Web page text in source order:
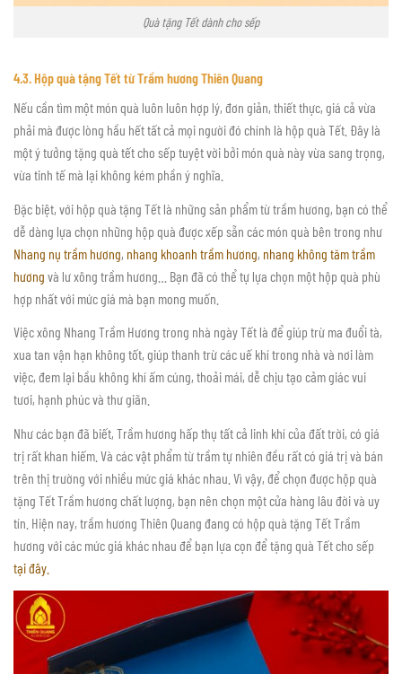
Quà tặng Tết dành cho sếp
4.3. Hộp quà tặng Tết từ Trầm hương Thiên Quang
Nếu cần tìm một món quà luôn luôn hợp lý, đơn giản, thiết thực, giá cả vừa
phải mà được lòng hầu hết tất cả mọi người đó chính là hộp quà Tết. Đây là
một ý tưởng tặng quà tết cho sếp tuyệt vời bởi món quà này vừa sang trọng,
vừa tinh tế mà lại không kém phần ý nghĩa.
Đặc biệt, với hộp quà tặng Tết là những sản phẩm từ trầm hương, bạn có thể
dễ dàng lựa chọn những hộp quà được xếp sẵn các món quà bên trong như
Nhang nụ trầm hương, nhang khoanh trầm hương, nhang không tăm trầm
hương và lư xông trầm hương… Bạn đã có thể tự lựa chọn một hộp quà phù
hợp nhất với mức giá mà bạn mong muốn.
Việc xông Nhang Trầm Hương trong nhà ngày Tết là để giúp trừ ma đuổi tà,
xua tan vận hạn không tốt, giúp thanh trừ các uế khí trong nhà và nơi làm
việc, đem lại bầu không khí ấm cúng, thoải mái, dễ chịu tạo cảm giác vui
tươi, hạnh phúc và thư giãn.
Như các bạn đã biết, Trầm hương hấp thụ tất cả linh khí của đất trời, có giá
trị rất khan hiếm. Và các vật phẩm từ trầm tự nhiên đều rất có giá trị và bán
trên thị trường với nhiều mức giá khác nhau. Vì vậy, để chọn được hộp quà
tặng Tết Trầm hương chất lượng, bạn nên chọn một cửa hàng lâu đời và uy
tín. Hiện nay, trầm hương Thiên Quang đang có hộp quà tặng Tết Trầm
hương với các mức giá khác nhau để bạn lựa cọn để tặng quà Tết cho sếp
tại đây.